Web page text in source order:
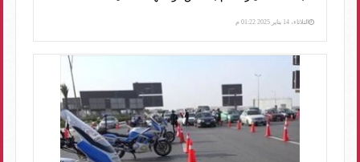
الثلاثاء، 14 يناير 2025 01:22 م